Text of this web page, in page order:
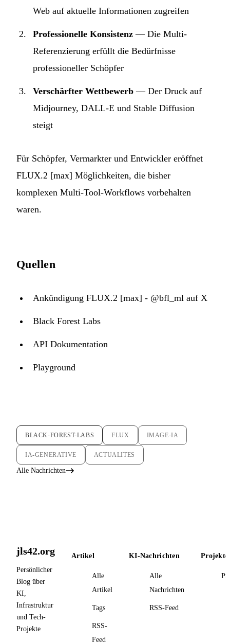
Web auf aktuelle Informationen zugreifen
Professionelle Konsistenz — Die Multi-
Referenzierung erfüllt die Bedürfnisse
professioneller Schöpfer
Verschärfter Wettbewerb — Der Druck auf
Midjourney, DALL-E und Stable Diffusion
steigt
Für Schöpfer, Vermarkter und Entwickler eröffnet
FLUX.2 [max] Möglichkeiten, die bisher
komplexen Multi-Tool-Workflows vorbehalten
waren.
Quellen
Ankündigung FLUX.2 [max] - @bfl_ml auf X
Black Forest Labs
API Dokumentation
Playground
BLACK-FOREST-LABS FLUX IMAGE-IA
IA-GENERATIVE ACTUALITES
Alle Nachrichten
jls42.org
Persönlicher
Blog über
KI,
Infrastruktur
und Tech-
Projekte
Artikel
Alle
Artikel
Tags
RSS-
Feed
KI-Nachrichten
Alle
Nachrichten
RSS-Feed
Projekte